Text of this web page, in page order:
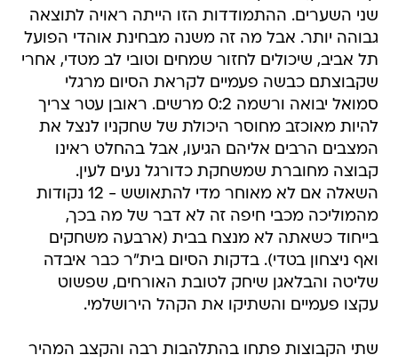
שני השערים. ההתמודדות הזו הייתה ראויה לתוצאה
גבוהה יותר. אבל מה זה משנה מבחינת אוהדי הפועל
תל אביב, שיכולים לחזור שמחים וטובי לב מטדי, אחרי
שקבוצתם כבשה פעמיים לקראת הסיום מרגלי
סמואל יבואה ורשמה 0:2 מרשים. ראובן עטר צריך
להיות מאוכזב מחוסר היכולת של שחקניו לנצל את
המצבים הרבים אליהם הגיעו, אבל בהחלט ראינו
קבוצה מחוברת שמשחקת כדורגל נעים לעין.
השאלה אם לא מאוחר מדי להתאושש - 12 נקודות
מהמוליכה מכבי חיפה זה לא דבר של מה בכך,
בייחוד כשאתה לא מנצח בבית (ארבעה משחקים
ואף ניצחון בטדי). בדקות הסיום בית"ר כבר איבדה
שליטה והבלאגן שיחק לטובת האורחים, שפשוט
עקצו פעמיים והשתיקו את הקהל הירושלמי.
שתי הקבוצות פתחו בהתלהבות רבה והקצב המהיר